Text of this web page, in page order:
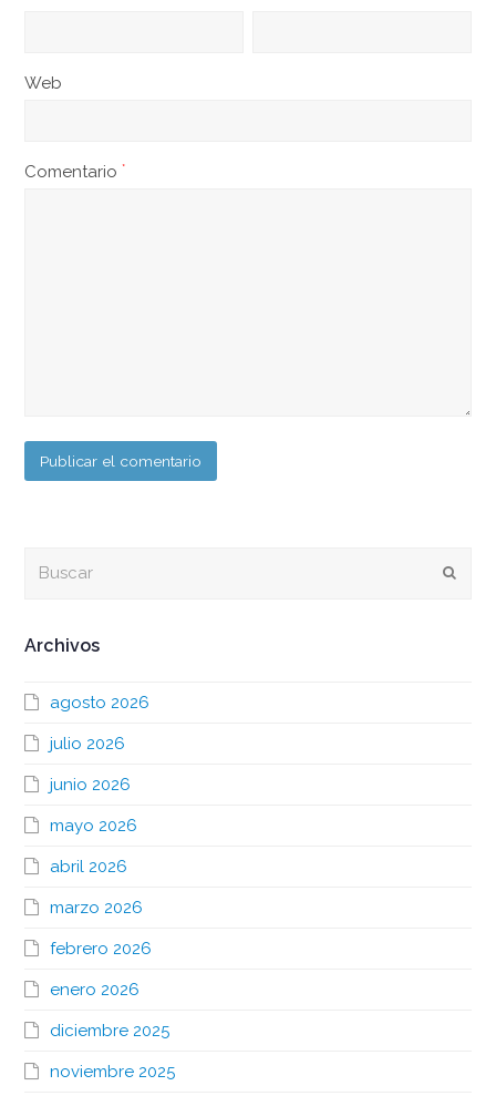
Web
Comentario*
Archivos
agosto 2026
julio 2026
junio 2026
mayo 2026
abril 2026
marzo 2026
febrero 2026
enero 2026
diciembre 2025
noviembre 2025